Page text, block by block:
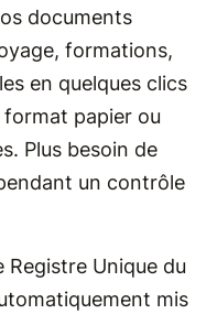
documents
formations,
en quelques clics
format papier ou
Plus besoin de
un contrôle
Registre Unique du
mis